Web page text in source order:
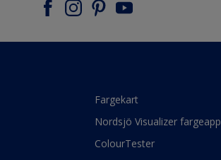
Fargekart
Nordsjö Visualizer fargeapp
ColourTester